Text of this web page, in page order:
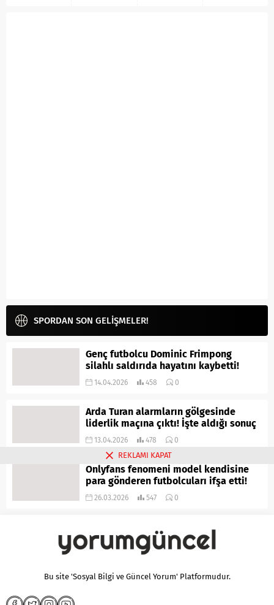
SPORDAN SON GELİŞMELER!
Genç futbolcu Dominic Frimpong
silahlı saldırıda hayatını kaybetti!
14.04.2026 458 0
Arda Turan alarmların gölgesinde
liderlik maçına çıktı! İşte aldığı sonuç
13.04.2026 478 0
Onlyfans fenomeni model kendisine
para gönderen futbolcuları ifşa etti!
26.03.2026 547 0
Bu site 'Sosyal Bilgi ve Güncel Yorum' Platformudur.
REKLAMI KAPAT